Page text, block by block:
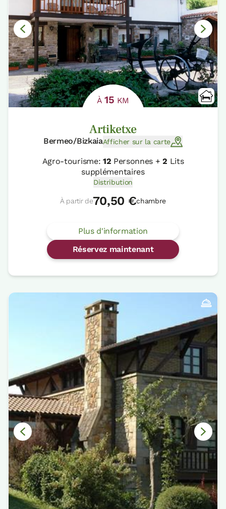
À15 KM
Artiketxe
Bermeo/BizkaiaAfficher sur la carte
Agro-tourisme: 12 Personnes +2 Lits
supplémentaires
Distribution
À partir de70,50 €chambre
Plus d'information
Réservez maintenant